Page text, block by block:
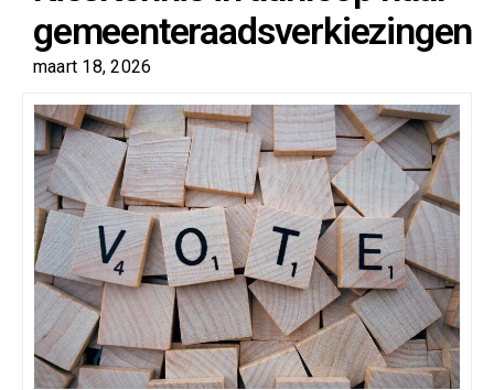
gemeenteraadsverkiezingen
maart 18, 2026